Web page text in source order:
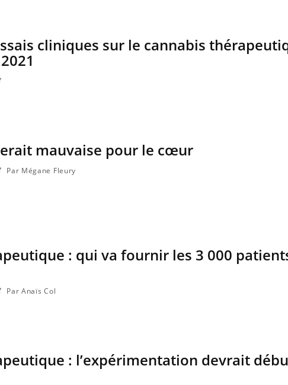
cliniques sur le cannabis
mauvaise pour le cœur
Par Mégane Fleury
: qui va fournir les 3 000
Par Anaïs Col
: l’expérimentation devrait
Chronique des Mains : se
pour l’été ! Youtube
et avec lui, un tout nouveau
de vie ! Vacances, plage, piscine,